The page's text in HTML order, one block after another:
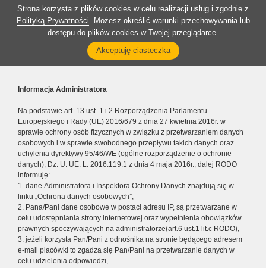
Strona korzysta z plików cookies w celu realizacji usług i zgodnie z
Polityką Prywatności. Możesz określić warunki przechowywania lub
dostępu do plików cookies w Twojej przeglądarce.
Akceptuję ciasteczka
Informacja Administratora
Na podstawie art. 13 ust. 1 i 2 Rozporządzenia Parlamentu
Europejskiego i Rady (UE) 2016/679 z dnia 27 kwietnia 2016r. w
sprawie ochrony osób fizycznych w związku z przetwarzaniem danych
osobowych i w sprawie swobodnego przepływu takich danych oraz
uchylenia dyrektywy 95/46/WE (ogólne rozporządzenie o ochronie
danych), Dz. U. UE. L. 2016.119.1 z dnia 4 maja 2016r., dalej RODO
informuję:
1. dane Administratora i Inspektora Ochrony Danych znajdują się w
linku „Ochrona danych osobowych”,
2. Pana/Pani dane osobowe w postaci adresu IP, są przetwarzane w
celu udostępniania strony internetowej oraz wypełnienia obowiązków
prawnych spoczywających na administratorze(art.6 ust.1 lit.c RODO),
3. jeżeli korzysta Pan/Pani z odnośnika na stronie będącego adresem
e-mail placówki to zgadza się Pan/Pani na przetwarzanie danych w
celu udzielenia odpowiedzi,